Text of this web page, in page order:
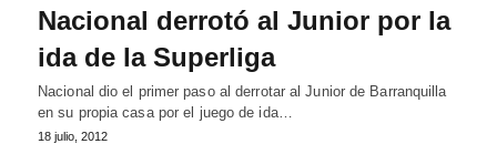
Nacional derrotó al Junior por la
ida de la Superliga
Nacional dio el primer paso al derrotar al Junior de Barranquilla
en su propia casa por el juego de ida…
18 julio, 2012